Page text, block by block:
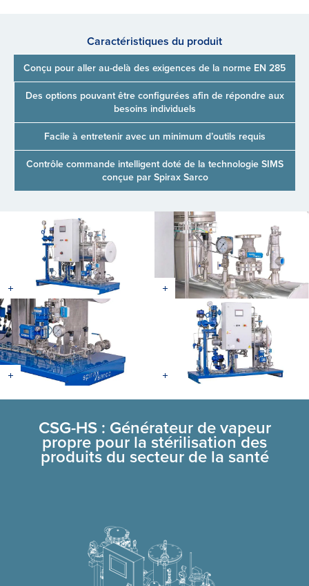
Caractéristiques du produit
Conçu pour aller au-delà des exigences de la norme EN 285
Des options pouvant être configurées afin de répondre aux
besoins individuels
Facile à entretenir avec un minimum d’outils requis
Contrôle commande intelligent doté de la technologie SIMS
conçue par Spirax Sarco
CSG-HS : Générateur de vapeur
propre pour la stérilisation des
produits du secteur de la santé